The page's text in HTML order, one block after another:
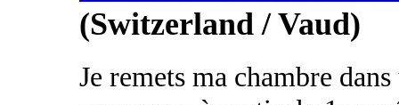
(Switzerland / Vaud)
Je remets ma chambre